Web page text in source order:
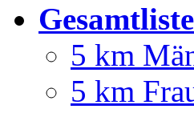
5 km
5 km